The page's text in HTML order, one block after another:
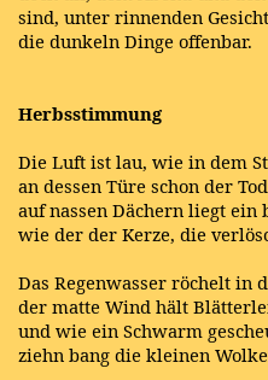
sind, unter rinnenden
die dunkeln Dinge offenbar.
Herbsstimmung
Die Luft ist lau, wie in dem
an dessen Türe schon der
auf nassen Dächern liegt ein
wie der der Kerze, die
Das Regenwasser röchelt in
der matte Wind hält
und wie ein Schwarm
ziehn bang die kleinen